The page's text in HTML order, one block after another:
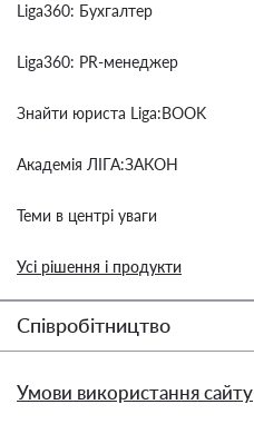
Liga360: Бухгалтер
Liga360: PR-менеджер
Знайти юриста Liga:BOOK
Академія ЛІГА:ЗАКОН
Теми в центрі уваги
Усі рішення і продукти
Співробітництво
Умови використання сайту